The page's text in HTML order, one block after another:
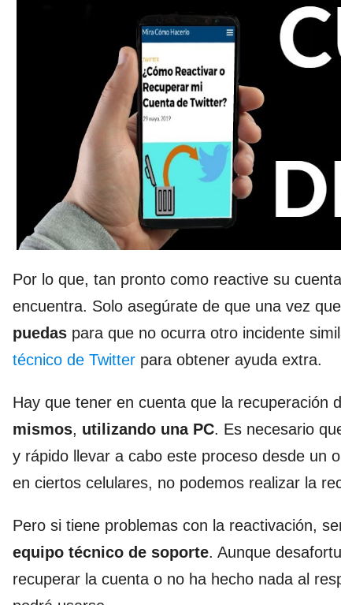
Por lo que, tan pronto como reactive su
encuentra. Solo asegúrate de que una vez
puedas para que no ocurra otro incidente
técnico de Twitter para obtener ayuda extra.
Hay que tener en cuenta que la recuperación
mismos, utilizando una PC. Es necesario
y rápido llevar a cabo este proceso desde un
en ciertos celulares, no podemos realizar la
Pero si tiene problemas con la reactivación,
equipo técnico de soporte. Aunque
recuperar la cuenta o no ha hecho nada al